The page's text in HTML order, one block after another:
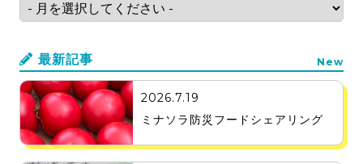
最新記事 New
2026.7.19
ミナソラ防災フードシェアリング